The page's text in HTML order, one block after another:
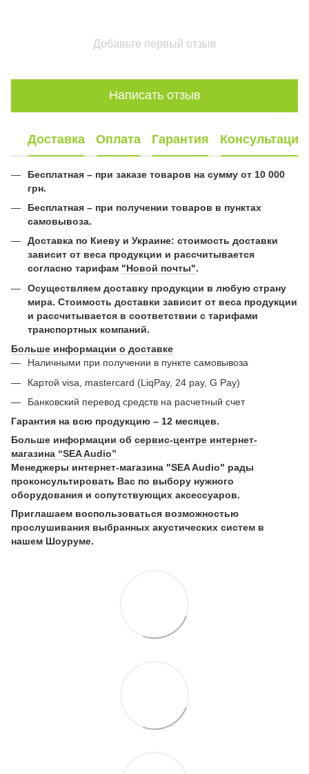
Добавьте первый отзыв
Написать отзыв
Доставка Оплата Гарантия Консультация
Бесплатная – при заказе товаров на сумму от 10 000
грн.
Бесплатная – при получении товаров в пунктах
самовывоза.
Доставка по Киеву и Украине: стоимость доставки
зависит от веса продукции и рассчитывается
согласно тарифам "Новой почты".
Осуществляем доставку продукции в любую страну
мира. Стоимость доставки зависит от веса продукции
и рассчитывается в соответствии с тарифами
транспортных компаний.
Больше информации о доставке
Наличными при получении в пункте самовывоза
Картой visa, mastercard (LiqPay, 24 pay, G Pay)
Банковский перевод средств на расчетный счет
Гарантия на всю продукцию – 12 месяцев.
Больше информации об сервис-центре интернет-
магазина “SEA Audio”
Менеджеры интернет-магазина "SEA Audio" рады
проконсультировать Вас по выбору нужного
оборудования и сопутствующих аксессуаров.
Приглашаем воспользоваться возможностью
прослушивания выбранных акустических систем в
нашем Шоуруме.